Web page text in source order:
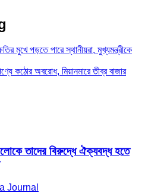
মুখে পড়তে পারে স্থানীয়রা, মুখ্যমন্ত্রীকে
কঠোর অবরোধ, মিয়ানমারে তীব্র বাজার
তাদের বিরুদ্ধে ঐক্যবদ্ধ হতে
Journal